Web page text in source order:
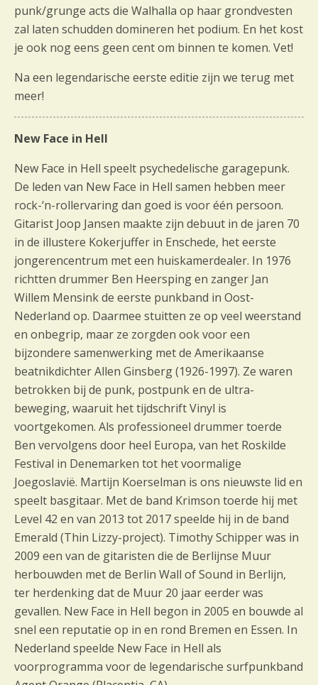
punk/grunge acts die Walhalla op haar grondvesten
zal laten schudden domineren het podium. En het kost
je ook nog eens geen cent om binnen te komen. Vet!
Na een legendarische eerste editie zijn we terug met
meer!
New Face in Hell
New Face in Hell speelt psychedelische garagepunk.
De leden van New Face in Hell samen hebben meer
rock-‘n-rollervaring dan goed is voor één persoon.
Gitarist Joop Jansen maakte zijn debuut in de jaren 70
in de illustere Kokerjuffer in Enschede, het eerste
jongerencentrum met een huiskamerdealer. In 1976
richtten drummer Ben Heersping en zanger Jan
Willem Mensink de eerste punkband in Oost-
Nederland op. Daarmee stuitten ze op veel weerstand
en onbegrip, maar ze zorgden ook voor een
bijzondere samenwerking met de Amerikaanse
beatnikdichter Allen Ginsberg (1926-1997). Ze waren
betrokken bij de punk, postpunk en de ultra-
beweging, waaruit het tijdschrift Vinyl is
voortgekomen. Als professioneel drummer toerde
Ben vervolgens door heel Europa, van het Roskilde
Festival in Denemarken tot het voormalige
Joegoslavië. Martijn Koerselman is ons nieuwste lid en
speelt basgitaar. Met de band Krimson toerde hij met
Level 42 en van 2013 tot 2017 speelde hij in de band
Emerald (Thin Lizzy-project). Timothy Schipper was in
2009 een van de gitaristen die de Berlijnse Muur
herbouwden met de Berlin Wall of Sound in Berlijn,
ter herdenking dat de Muur 20 jaar eerder was
gevallen. New Face in Hell begon in 2005 en bouwde al
snel een reputatie op in en rond Bremen en Essen. In
Nederland speelde New Face in Hell als
voorprogramma voor de legendarische surfpunkband